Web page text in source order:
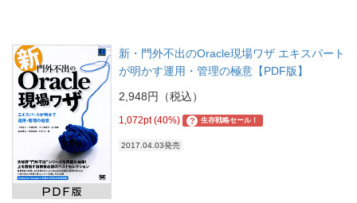
新・門外不出のOracle現場ワザ エキスパート
が明かす運用・管理の極意【PDF版】
2,948円（税込）
1,072pt (40%) ? 生存戦略セール！
2017.04.03発売